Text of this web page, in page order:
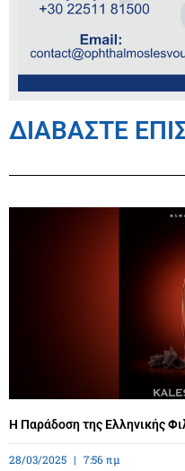
ΔΙΑΒΑΣΤΕ
Η Παράδοση της Ελληνικής
28/03/2025 7:56 πμ